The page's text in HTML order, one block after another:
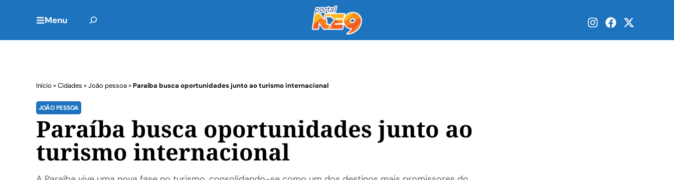
Menu
Início »Cidades »João pessoa»Paraíba busca oportunidades junto ao turismo internacional
JOÃO PESSOA
Paraíba busca oportunidades junto ao
turismo internacional